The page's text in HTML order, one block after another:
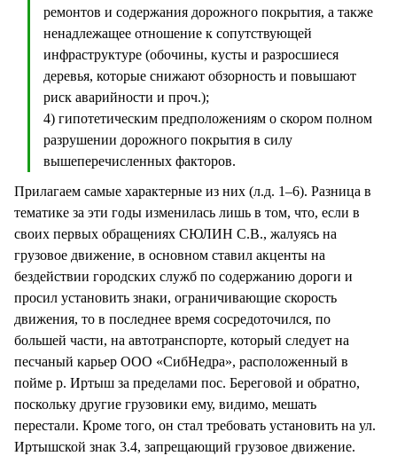
ремонтов и содержания дорожного покрытия, а также
ненадлежащее отношение к сопутствующей
инфраструктуре (обочины, кусты и разросшиеся
деревья, которые снижают обзорность и повышают
риск аварийности и проч.);
4) гипотетическим предположениям о скором полном
разрушении дорожного покрытия в силу
вышеперечисленных факторов.
Прилагаем самые характерные из них (л.д. 1–6). Разница в
тематике за эти годы изменилась лишь в том, что, если в
своих первых обращениях СЮЛИН С.В., жалуясь на
грузовое движение, в основном ставил акценты на
бездействии городских служб по содержанию дороги и
просил установить знаки, ограничивающие скорость
движения, то в последнее время сосредоточился, по
большей части, на автотранспорте, который следует на
песчаный карьер ООО «СибНедра», расположенный в
пойме р. Иртыш за пределами пос. Береговой и обратно,
поскольку другие грузовики ему, видимо, мешать
перестали. Кроме того, он стал требовать установить на ул.
Иртышской знак 3.4, запрещающий грузовое движение.